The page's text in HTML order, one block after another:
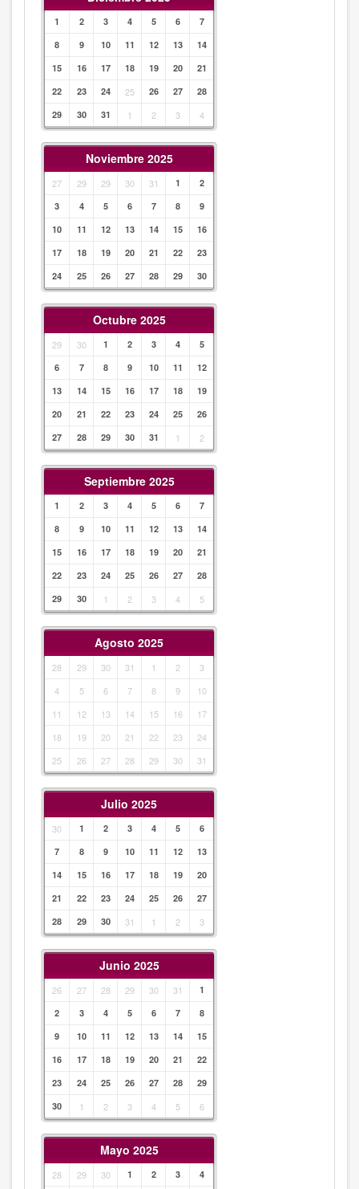
1 2 3 4 5 6
7
8
9 10 11 12 13
14
15
16 17 18 19 20
21
22
23 24 25 26 27
28
29
30 31 1 2 3 4
Noviembre 2025
27 29 29 30 31 1
2
3
4 5 6 7 8
9
10
11 12 13 14 15
16
17
18 19 20 21 22
23
24
25 26 27 28 29 30
Octubre 2025
29 30 1 2 3 4
5
6
7 8 9 10 11
12
13
14 15 16 17 18
19
20
21 22 23 24 25
26
27
28 29 30 31 1 2
Septiembre 2025
1 2 3 4 5 6
7
8
9 10 11 12 13
14
15
16 17 18 19 20
21
22
23 24 25 26 27
28
29
30 1 2 3 4 5
Agosto 2025
28 29 30 31 1 2
3
4
5 6 7 8 9
10
11
12 13 14 15 16
17
18
19 20 21 22 23
24
25
26 27 28 29 30 31
Julio 2025
30 1 2 3 4 5
6
7
8 9 10 11 12
13
14
15 16 17 18 19
20
21
22 23 24 25 26
27
28
29 30 31 1 2 3
Junio 2025
26 27 28 29 30 31
1
2
3 4 5 6 7
8
9
10 11 12 13 14
15
16
17 18 19 20 21
22
23
24 25 26 27 28
29
30
1 2 3 4 5 6
Mayo 2025
28 29 30 1 2 3 4